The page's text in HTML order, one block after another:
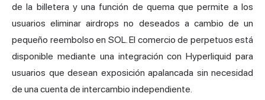
de la billetera y una función de quema que permite a los
usuarios eliminar airdrops no deseados a cambio de un
pequeño reembolso en SOL. El comercio de perpetuos está
disponible mediante una integración conHyperliquid para
usuarios que desean exposición apalancada sin necesidad
de una cuenta de intercambio independiente.